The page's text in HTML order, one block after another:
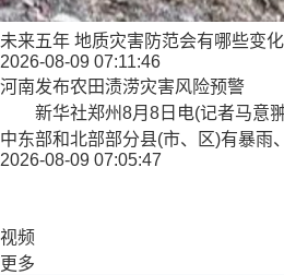
未来五年 地质灾害防范会有哪些变化
2026-08-09 07:11:46
河南发布农田渍涝灾害风险预警
新华社郑州8月8日电(记者马意翀
中东部和北部部分县(市、区)有暴雨
2026-08-09 07:05:47
视频
更多